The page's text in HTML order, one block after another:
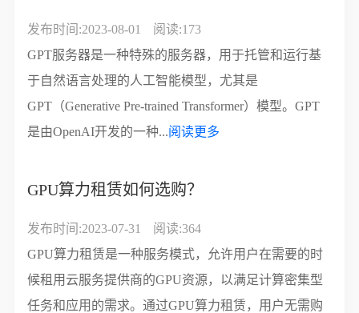
发布时间:2023-08-01
阅读:173
GPT服务器是一种特殊的服务器，用于托管和运行基
于自然语言处理的人工智能模型，尤其是
GPT（Generative Pre-trained Transformer）模型。GPT
是由OpenAI开发的一种...阅读更多
GPU算力租赁如何选购？
发布时间:2023-07-31
阅读:364
GPU算力租赁是一种服务模式，允许用户在需要的时
候租用云服务提供商的GPU资源，以满足计算密集型
任务和应用的需求。通过GPU算力租赁，用户无需购